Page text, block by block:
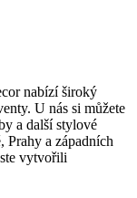
nabízí široký
U nás si můžete
a další stylové
Prahy a západních
vytvořili